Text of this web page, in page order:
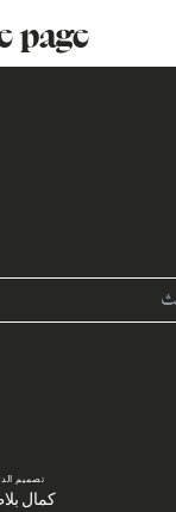
page
تصميم
كمال